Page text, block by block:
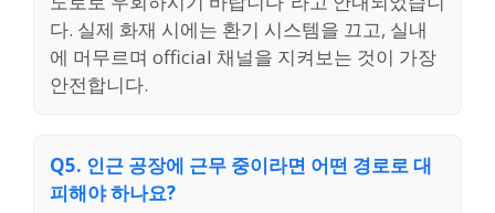
다. 실제 화재 시에는 환기 시스템을 끄고, 실내
에 머무르며 official 채널을 지켜보는 것이 가장
안전합니다.
Q5. 인근 공장에 근무 중이라면 어떤 경로로 대
피해야 하나요?